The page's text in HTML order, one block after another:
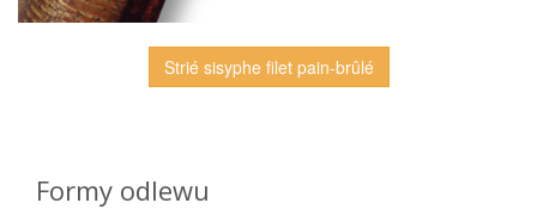
Strié sisyphe filet pain-brûlé
Formy odlewu